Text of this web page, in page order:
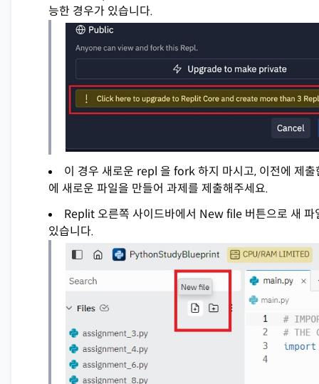
능한 경우가 있습니다.
이 경우 새로운 repl 을 fork 하지 마시고, 이전에 제
에 새로운 파일을 만들어 과제를 제출해주세요.
Replit 오른쪽 사이드바에서 New file 버튼으로 새 파
있습니다.